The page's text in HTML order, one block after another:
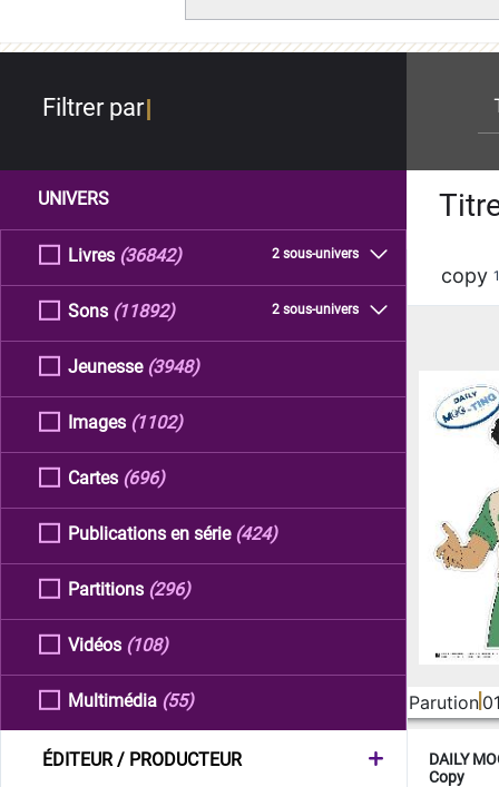
Filtrer par
UNIVERS
Livres 2 sous-univers
(36842)
Sons 2 sous-univers
(11892)
Jeunesse (3948)
Images (1102)
Cartes (696)
Publications en série (424)
Partitions (296)
Vidéos (108)
Multimédia (55)
ÉDITEUR / PRODUCTEUR
copy
Parution
DAILY
Copy